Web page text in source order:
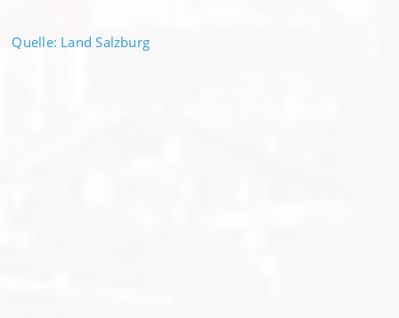
Quelle: Land Salzburg